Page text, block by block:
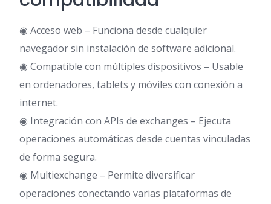
◉ Acceso web – Funciona desde cualquier
navegador sin instalación de software adicional.
◉ Compatible con múltiples dispositivos – Usable
en ordenadores, tablets y móviles con conexión a
internet.
◉ Integración con APIs de exchanges – Ejecuta
operaciones automáticas desde cuentas vinculadas
de forma segura.
◉ Multiexchange – Permite diversificar
operaciones conectando varias plataformas de